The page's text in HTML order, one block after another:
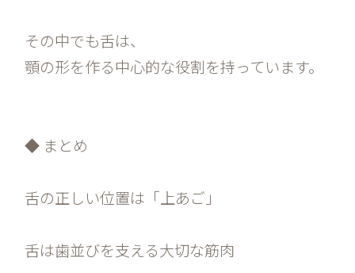
その中でも舌は、
顎の形を作る中心的な役割を持っています。
◆ まとめ
舌の正しい位置は「上あご」
舌は歯並びを支える大切な筋肉